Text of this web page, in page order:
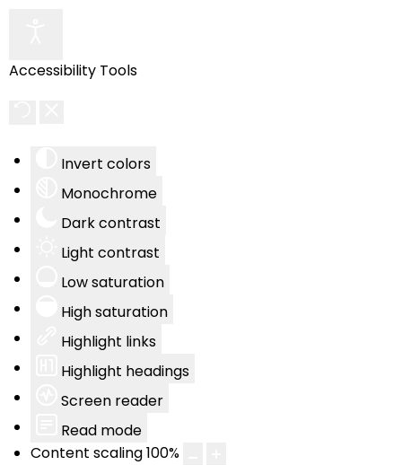
Accessibility Tools
Invert colors
Monochrome
Dark contrast
Light contrast
Low saturation
High saturation
Highlight links
Highlight headings
Screen reader
Read mode
Content scaling100%